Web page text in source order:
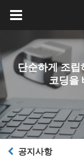
블록을 기반
즐거
공지사항